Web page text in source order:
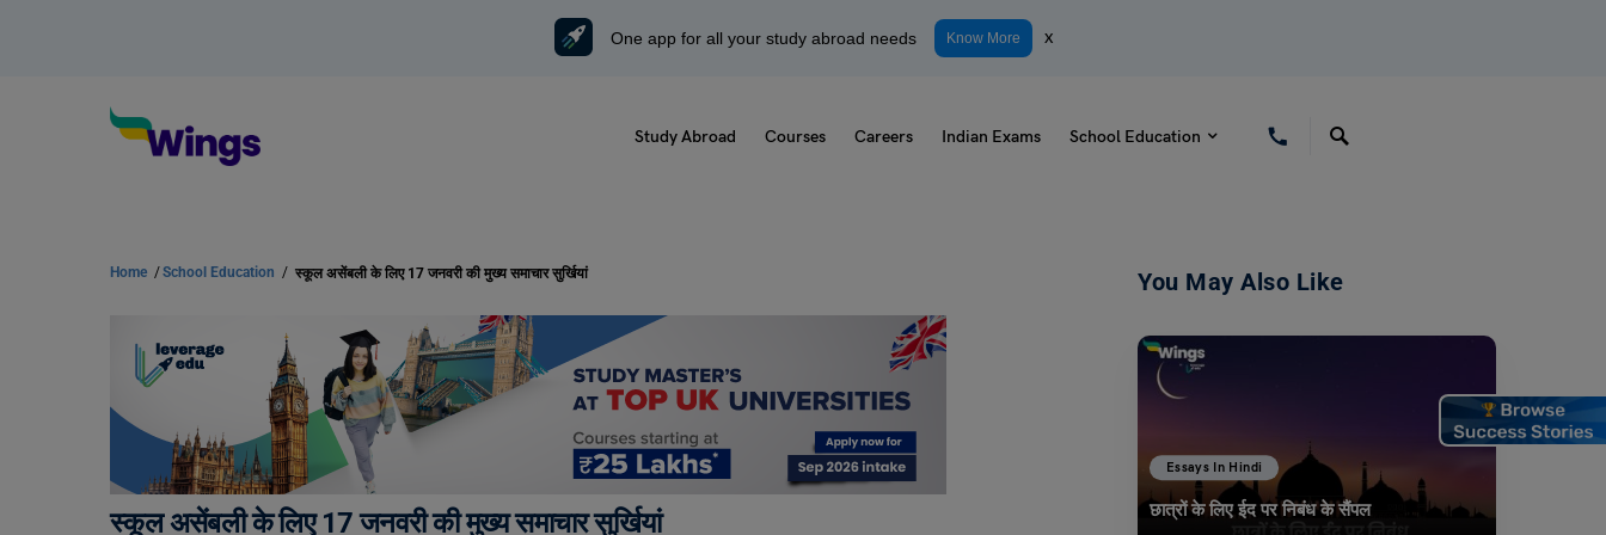
One app for all your study abroad needs Know More x
Study Abroad Courses Careers Indian Exams School Education
Home /School Education / स्कूल असेंबली के लिए 17 जनवरी की मुख्य समाचार सुर्खियां
स्कूल असेंबली के लिए 17 जनवरी की मुख्य समाचार सुर्खियां
You May Also Like
Essays In Hindi
छात्रों के लिए ईद पर निबंध के सैंपल